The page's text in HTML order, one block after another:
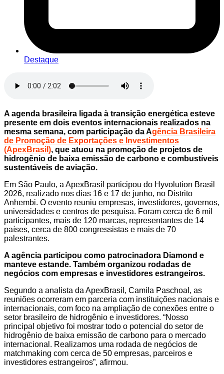
Destaque
A agenda brasileira ligada à transição energética esteve
presente em dois eventos internacionais realizados na
mesma semana, com participação da Agência Brasileira
de Promoção de Exportações e Investimentos
(ApexBrasil), que atuou na promoção de projetos de
hidrogênio de baixa emissão de carbono e combustíveis
sustentáveis de aviação.
Em São Paulo, a ApexBrasil participou do Hyvolution Brasil
2026, realizado nos dias 16 e 17 de junho, no Distrito
Anhembi. O evento reuniu empresas, investidores, governos,
universidades e centros de pesquisa. Foram cerca de 6 mil
participantes, mais de 120 marcas, representantes de 14
países, cerca de 800 congressistas e mais de 70
palestrantes.
A agência participou como patrocinadora Diamond e
manteve estande. Também organizou rodadas de
negócios com empresas e investidores estrangeiros.
Segundo a analista da ApexBrasil, Camila Paschoal, as
reuniões ocorreram em parceria com instituições nacionais e
internacionais, com foco na ampliação de conexões entre o
setor brasileiro de hidrogênio e investidores. “Nosso
principal objetivo foi mostrar todo o potencial do setor de
hidrogênio de baixa emissão de carbono para o mercado
internacional. Realizamos uma rodada de negócios de
matchmaking com cerca de 50 empresas, parceiros e
investidores estrangeiros”, afirmou.